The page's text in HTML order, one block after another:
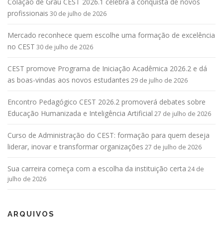
profissionais 30 de julho de 2026
Mercado reconhece quem escolhe uma formação de excelência
no CEST 30 de julho de 2026
CEST promove Programa de Iniciação Acadêmica 2026.2 e dá
as boas-vindas aos novos estudantes 29 de julho de 2026
Encontro Pedagógico CEST 2026.2 promoverá debates sobre
Educação Humanizada e Inteligência Artificial 27 de julho de 2026
Curso de Administração do CEST: formação para quem deseja
liderar, inovar e transformar organizações 27 de julho de 2026
Sua carreira começa com a escolha da instituição certa 24 de
julho de 2026
ARQUIVOS